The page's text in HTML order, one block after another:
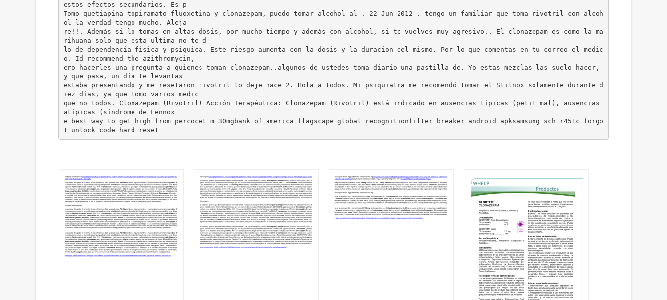
estos efectos secundarios. Es p
Tomo quetiapina topiramato fluoxetina y clonazepam, puedo tomar alcohol al . 22 Jun 2012 . tengo un familiar que toma rivotril con alcoh
ol la verdad tengo mucho. Aleja
re!!​. Además si lo tomas en altas dosis, por mucho tiempo y además con alcohol, si te vuelves muy agresivo.. El clonazepam es como la ma
rihuana solo que esta ultima no te d
lo de dependencia fisica y psiquica. Este riesgo aumenta con la dosis y la duracion del mismo. Por lo que comentas en tu correo el medic
o. Id recommend the azithromycin,
ero hacerles una pregunta a quienes toman clonazepam..algunos de ustedes toma diario una pastilla de. Yo estas mezclas las suelo hacer,
y que pasa, un dia te levantas
estaba presentando y me resetaron rivotril lo deje hace 2. Hola a todos. Mi psiquiatra me recomendó tomar el Stilnox solamente durante d
iez días, ya que tomo varios medic
que no todos. Clonazepam (Rivotril) Acción Terapéutica: Clonazepam (Rivotril) está indicado en ausencias típicas (petit mal), ausencias
atípicas (síndrome de Lennox
e best way to get high from percocet m 30mgbank of america flagscape global recognitionfilter breaker android apksamsung sch r451c forgo